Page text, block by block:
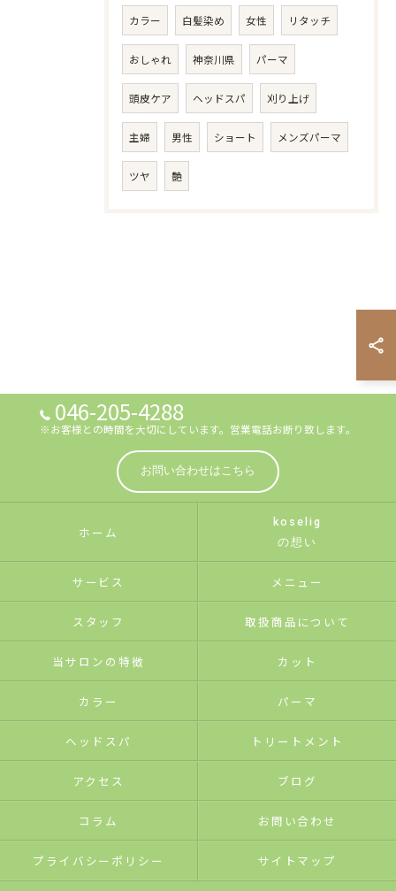
カラー 白髪染め 女性 リタッチ
おしゃれ 神奈川県 パーマ
頭皮ケア ヘッドスパ 刈り上げ
主婦 男性 ショート メンズパーマ
ツヤ 艶
046-205-4288
※お客様との時間を大切にしています。営業電話お断り致します。
お問い合わせはこちら
ホーム
koselig
の想い
サービス メニュー
スタッフ 取扱商品について
当サロンの特徴 カット
カラー パーマ
ヘッドスパ トリートメント
アクセス ブログ
コラム お問い合わせ
プライバシーポリシー サイトマップ